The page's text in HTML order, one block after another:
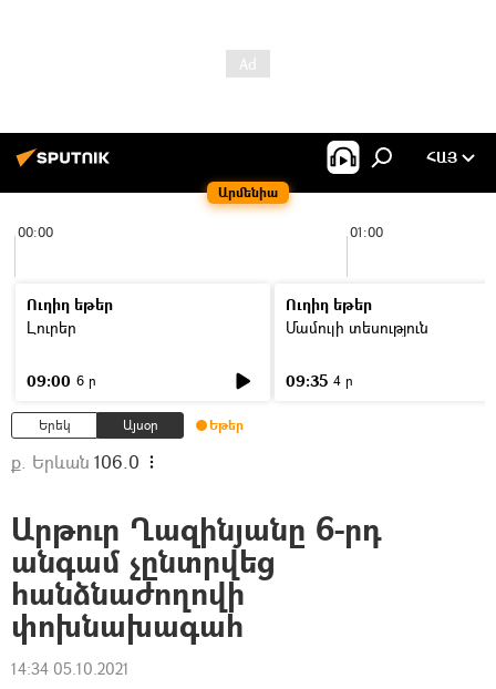
Արմենիա
ՀԱՅ
00:00 01:00
Ուղիղ եթեր
Լուրեր
09:00 6 ր
Ուղիղ եթեր
Մամուլի տեսություն
09:35 4 ր
Երեկ Այսօր Եթեր
ք. Երևան 106.0
Արթուր Ղազինյանը 6-րդ
անգամ չընտրվեց
հանձնաժողովի
փոխնախագահ
14:34 05.10.2021